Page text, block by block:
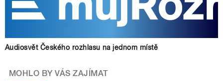
Audiosvět Českého rozhlasu na jednom místě
MOHLO BY VÁS ZAJÍMAT